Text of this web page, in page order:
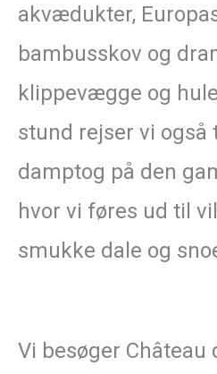
akvædukter,
bambusskov og
klippevægge og
stund rejser vi også
damptog på den
hvor vi føres ud til
smukke dale og
Vi besøger Château